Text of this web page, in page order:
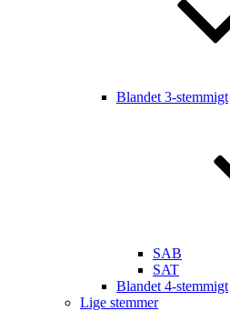
Blandet 3-stemmigt
SAB
SAT
Blandet 4-stemmigt
Lige stemmer